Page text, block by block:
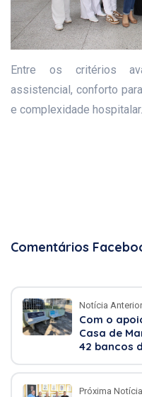
Entre os critérios
assistencial, conforto
e complexidade hospitalar.
Comentários
Notícia Anterior
Com o
Casa de
42 bancos
Próxima Notícia